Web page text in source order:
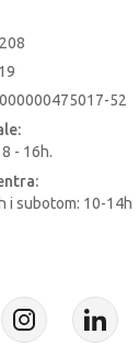
52
- 16h.
i subotom: 10-14h